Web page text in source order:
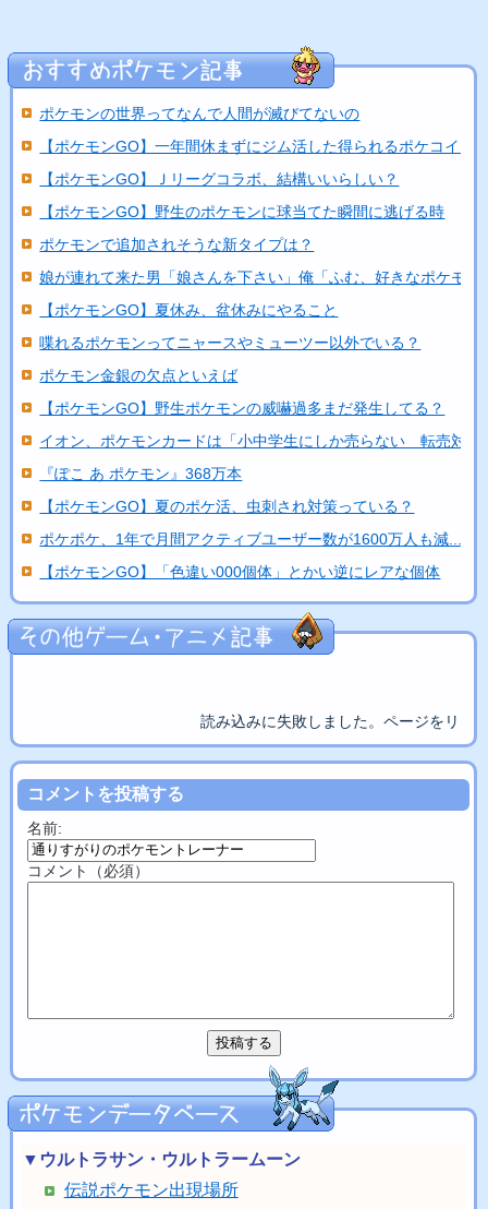
ポケモンの世界ってなんで人間が滅びてないの
【ポケモンGO】一年間休まずにジム活した得られるポケコイン...
【ポケモンGO】Ｊリーグコラボ、結構いいらしい？
【ポケモンGO】野生のポケモンに球当てた瞬間に逃げる時
ポケモンで追加されそうな新タイプは？
娘が連れて来た男「娘さんを下さい」俺「ふむ、好きなポケモン
【ポケモンGO】夏休み、盆休みにやること
喋れるポケモンってニャースやミューツー以外でいる？
ポケモン金銀の欠点といえば
【ポケモンGO】野生ポケモンの威嚇過多まだ発生してる？
イオン、ポケモンカードは「小中学生にしか売らない 転売対策
『ぽこ あ ポケモン』368万本
【ポケモンGO】夏のポケ活、虫刺され対策っている？
ポケポケ、1年で月間アクティブユーザー数が1600万人も減...
【ポケモンGO】「色違い000個体」とかい逆にレアな個体
読み込みに失敗しました。ページをリロ
コメントを投稿する
名前:
コメント（必須）
▼ウルトラサン・ウルトラームーン
伝説ポケモン出現場所